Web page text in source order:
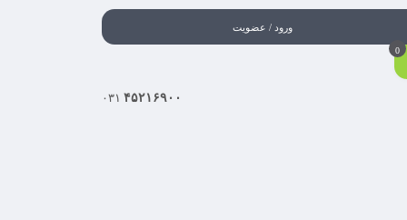
ورود / عضویت
0
۴۵۲۱۶۹۰۰ ۰۳۱